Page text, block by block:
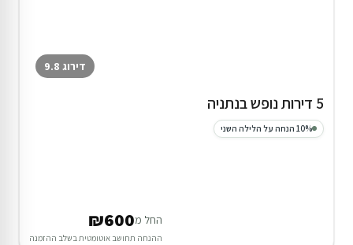
דירוג 9.8
5 דירות נופש בנתניה
10% הנחה על הלילה השני
החל מ₪600
ההנחה תחושב אוטומטית בשלב ההזמנה